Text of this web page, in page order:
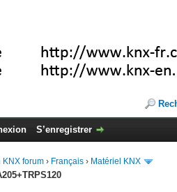
S’enregistrer
KNX forum › Français › Matériel KNX